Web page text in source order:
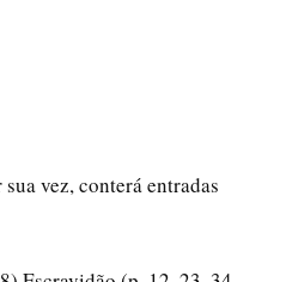
sua vez, conterá entradas